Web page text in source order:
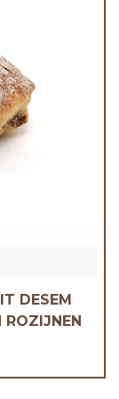
DESEM
ROZIJNEN